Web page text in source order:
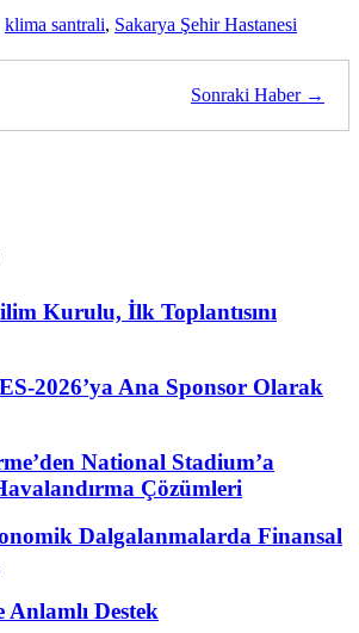
klima santrali, Sakarya Şehir Hastanesi
Sonraki Haber →
Kurulu, İlk Toplantısını
2026’ya Ana Sponsor Olarak
National Stadium’a
Çözümleri
Dalgalanmalarda Finansal
Destek